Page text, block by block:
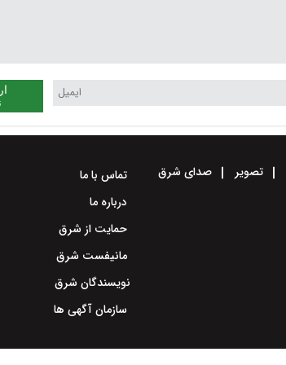
تصویر صدای شرق
تماس با ما
درباره ما
حمایت از شرق
مانیفست شرق
نویسندگان شرق
سازمان آگهی ها